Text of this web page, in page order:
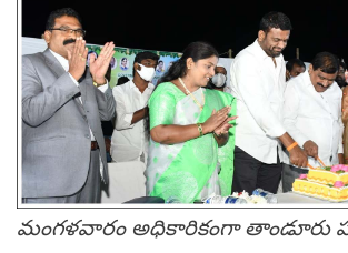
మంగళవారం అధికారికంగా తాండూరు